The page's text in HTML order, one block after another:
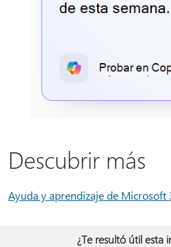
Descubrir más
Ayuda y aprendizaje de Microsoft
¿Te resultó útil esta